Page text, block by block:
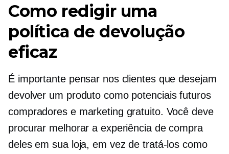
Como redigir uma
política de devolução
eficaz
É importante pensar nos clientes que desejam
devolver um produto como potenciais futuros
compradores e marketing gratuito. Você deve
procurar melhorar a experiência de compra
deles em sua loja, em vez de tratá-los como